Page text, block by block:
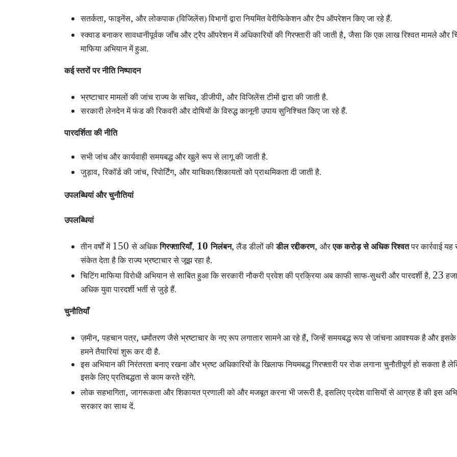
सतर्कता,फाइनेंस, और लोकपाक (विजिलेंस) विभागों द्वारा नियमित वेरीफिकेशन और टैप ऑपरेशन किए जा रहे हैं.
स्क्वाड बनाकर सावधानीपूर्वक जाँच और ट्रैप ऑपरेशन में अधिकारियों की गिरफ्तारी की जाती है,जैसा कि एक लाख रिश्वत मामले और
माफिया अभियान में हुआ.
कई स्तरों पर नीति निष्पादन
भ्रष्टाचार मामलों की जांच राज्य के सचिव,डीजीपी, और विजिलेंस टीमों द्वारा की जाती है.
सरकारी लेनदेन में फंड की रिकवरी और दोषियों के विरुद्ध कानूनी उपाय सुनिश्चित किए जा रहे हैं.
पारदर्शिता की नीति
सभी जांच और कार्यवाही समयबद्ध और खुले रूप से लागू की जाती है.
जुड़ाव,रिकॉर्ड की जांच,रिपोर्टिंग, और याचिका/शिकायतों को प्राथमिकता दी जाती है.
उपलब्धियां और चुनौतियां
उपलब्धियां
तीन वर्षों में 150से अधिकगिरफ्तारियाँ, 10निलंबन, लैंड डीलों की डील रद्दीकरण, और एक करोड़ से अधिक रिश्वत पर कार्रवाई
संकेत देता है कि राज्य भ्रष्टाचार से जूझ रहा है.
चिटिंग माफिया विरोधी अभियान से साबित हुआ कि सरकारी नौकरी प्रवेश की प्रक्रिया अब काफी साफ-सुथरी और पारदर्शी है, 23
अधिक युवा पारदर्शी भर्ती से जुड़े हैं.
चुनौतियाँ
ज़मीन,पहचान पत्र, धर्मांतरण जैसे भ्रष्टाचार के नए रूप लगातार सामने आ रहे हैं,जिन्हें समयबद्ध रूप से जांचना आवश्यक है और इसके
हमने तैयारियां शुरू कर दी है.
इस अभियान की निरंतरता बनाए रखना और भ्रष्ट अधिकारियों के खिलाफ नियमबद्ध गिरफ्तारी पर रोक लगाना चुनौतीपूर्ण हो सकता है
इसके लिए प्रतिबद्धता से काम करते रहेंगे.
लोक सहभागिता,जागरूकता और शिकायत प्रणाली को और मजबूत करना भी जरूरी है, इसलिए प्रदेश वासियों से आग्रह है की इस
सरकार का साथ दें.